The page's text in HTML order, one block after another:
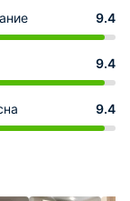
9.4
9.4
9.4